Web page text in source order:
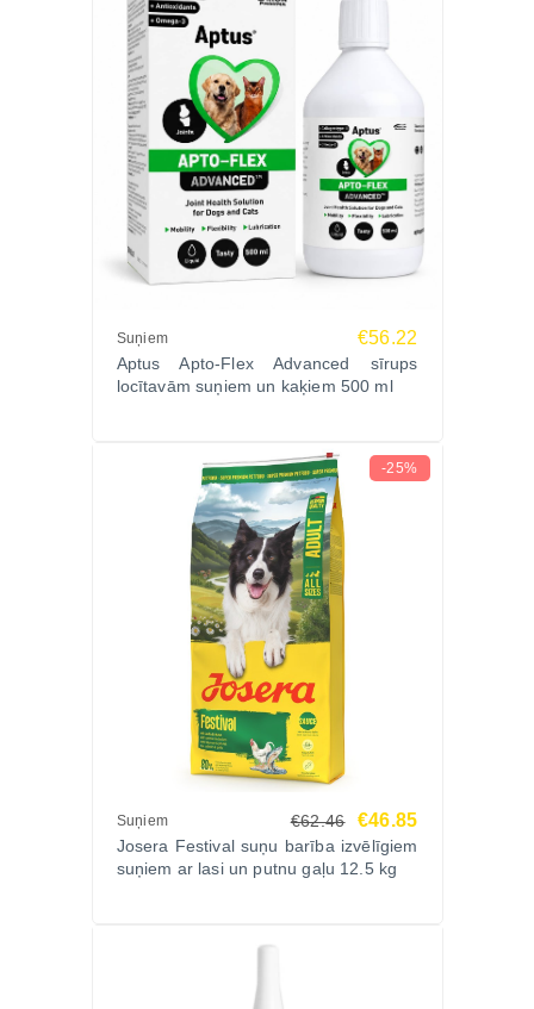
Suņiem €56.22
Aptus Apto-Flex Advanced sīrups
locītavām suņiem un kaķiem 500 ml
-25%
Suņiem €62.46 €46.85
Josera Festival suņu barība izvēlīgiem
suņiem ar lasi un putnu gaļu 12.5 kg